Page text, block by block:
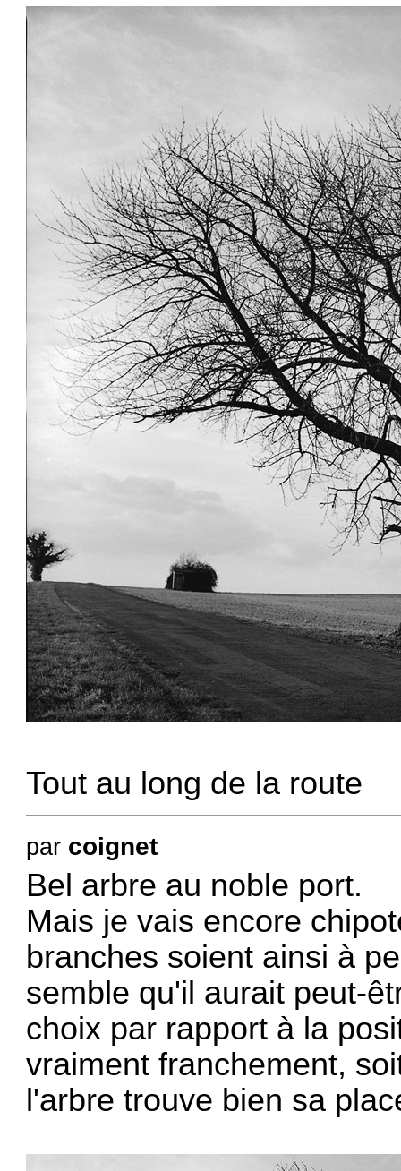
Tout au long de la route
par coignet
Bel arbre au noble port.
Mais je vais encore
branches soient ainsi à
semble qu'il aurait peut-
choix par rapport à la
vraiment franchement,
l'arbre trouve bien sa